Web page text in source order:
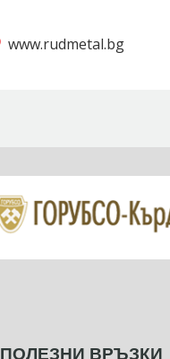
www.rudmetal.bg
ПОЛЕЗНИ ВРЪЗКИ